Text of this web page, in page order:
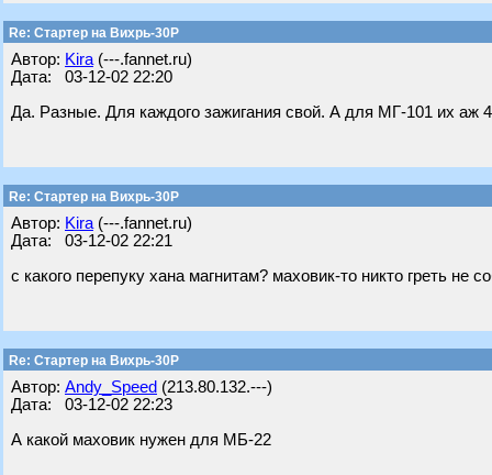
Re: Стартер на Вихрь-30Р
Автор: Kira (---.fannet.ru)
Дата: 03-12-02 22:20
Да. Разные. Для каждого зажигания свой. А для МГ-101 их аж
Re: Стартер на Вихрь-30Р
Автор: Kira (---.fannet.ru)
Дата: 03-12-02 22:21
с какого перепуку хана магнитам? маховик-то никто греть не
Re: Стартер на Вихрь-30Р
Автор: Andy_Speed (213.80.132.---)
Дата: 03-12-02 22:23
А какой маховик нужен для МБ-22